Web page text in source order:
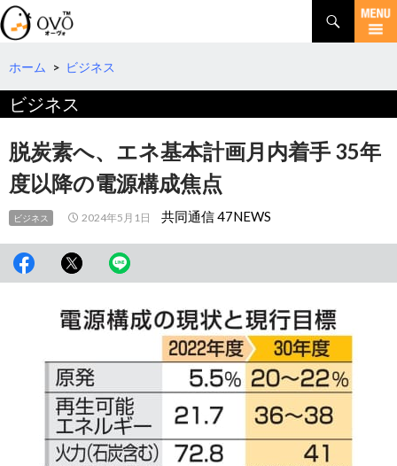
検
索
コ
テ
へ
移
動
ホーム > ビジネス
ビジネス
脱炭素へ、エネ基本計画月内着手 35年
度以降の電源構成焦点
ビジネス 2024年5月1日 共同通信 47NEWS